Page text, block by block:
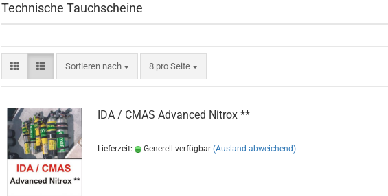
Technische Tauchscheine
Sortieren nach
Sortieren nach 8 pro Seite
pro Seite
IDA / CMAS Advanced Nitrox **
Lieferzeit: Generell verfügbar (Ausland abweichend)